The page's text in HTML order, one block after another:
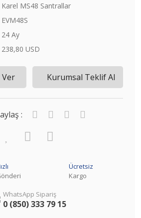
Karel MS48 Santrallar
EVM48S
24 Ay
238,80 USD
Ver Kurumsal Teklif Al
:
Ücretsiz
Kargo
WhatsApp Sipariş
0 (850) 333 79 15